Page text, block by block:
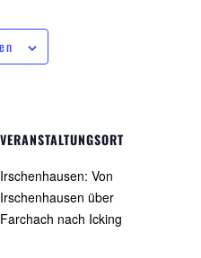
VERANSTALTUNGSORT
Irschenhausen: Von
Irschenhausen über
Farchach nach Icking